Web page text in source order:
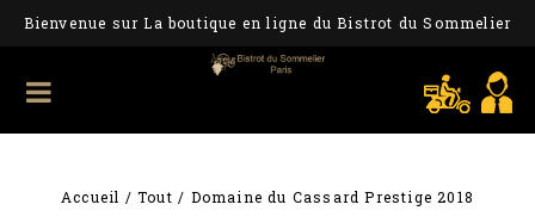
Bienvenue sur La boutique en ligne du Bistrot du Sommelier
Accueil /Tout / Domaine du Cassard Prestige 2018